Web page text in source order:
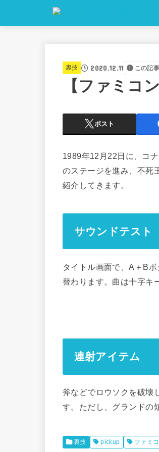
裏技 2020.12.11 この記
【ファミコ
ポスト
1989年12月22日に、コ
のステージを進み、不死
紹介してきます。
サウンドテスト
タイトル画面で、A＋B
替わります。曲は十字キ
連射アイテム
斧などでロウソクを破壊
す。ただし、グランドの
裏技 pickup ファミ